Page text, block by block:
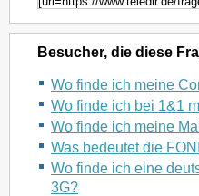
Besucher, die diese
Wo finde ich meine
Wo finde ich bei 1&1
Wo finde ich meine
Was bedeutet die
Wo finde ich eine
3G?